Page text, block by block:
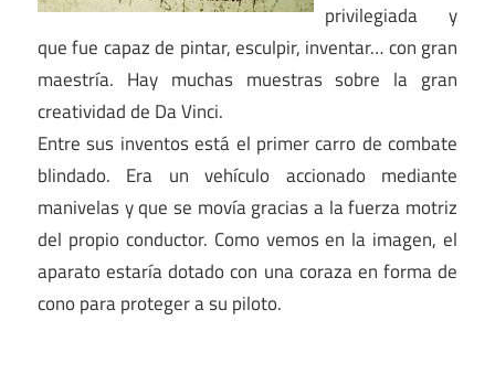
privilegiada y
que fue capaz de pintar, esculpir, inventar… con gran
maestría. Hay muchas muestras sobre la gran
creatividad de Da Vinci.
Entre sus inventos está el primer carro de combate
blindado. Era un vehículo accionado mediante
manivelas y que se movía gracias a la fuerza motriz
del propio conductor. Como vemos en la imagen, el
aparato estaría dotado con una coraza en forma de
cono para proteger a su piloto.